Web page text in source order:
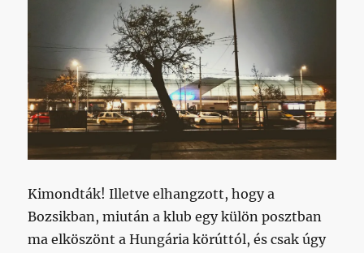
Kimondták! Illetve elhangzott, hogy a
Bozsikban, miután a klub egy külön posztban
ma elköszönt a Hungária körúttól, és csak úgy